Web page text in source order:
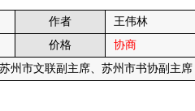
作者 王伟林
价格 协商
州市文联副主席、苏州市书协副主席